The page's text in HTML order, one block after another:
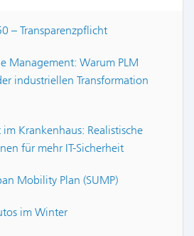
– Transparenzpflicht
Management: Warum PLM
industriellen Transformation
Krankenhaus: Realistische
für mehr IT-Sicherheit
Mobility Plan (SUMP)
im Winter